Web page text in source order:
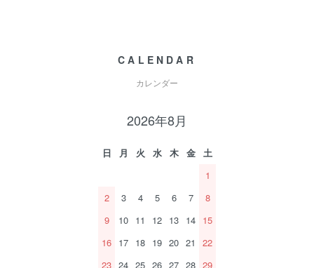
CALENDAR
カレンダー
2026年8月
日 月 火 水 木 金
土
1
2
3 4 5 6 7
8
9
10 11 12 13 14 15
16 17 18 19 20 21
22
23 24 25 26 27 28 29